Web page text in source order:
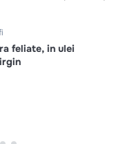
feliate, in ulei